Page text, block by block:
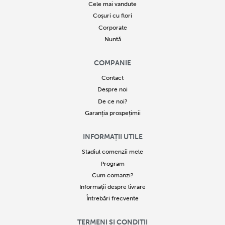
Cele mai vandute
Coșuri cu flori
Corporate
Nuntă
COMPANIE
Contact
Despre noi
De ce noi?
Garanția prospețimii
INFORMAȚII UTILE
Stadiul comenzii mele
Program
Cum comanzi?
Informații despre livrare
Întrebări frecvente
TERMENI ȘI CONDIȚII